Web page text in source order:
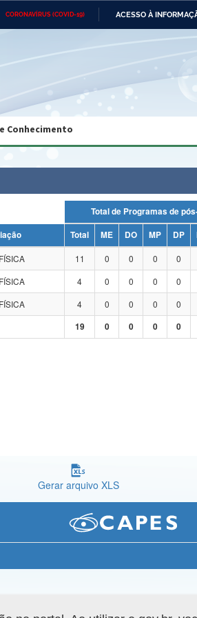
CORONAVÍRUS (COVID-19) ACESSO À
Ministério das Relações
da União Banco Central do Brasil
Conhecimento
Total de
Total ME DO MP DP
11 0 0 0 0
4 0 0 0 0
4 0 0 0 0
19 0 0 0 0
Gerar arquivo XLS